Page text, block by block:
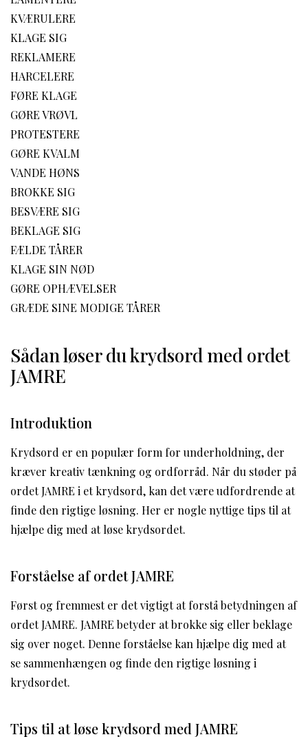
KVÆRULERE
KLAGE SIG
REKLAMERE
HARCELERE
FØRE KLAGE
GØRE VRØVL
PROTESTERE
GØRE KVALM
VANDE HØNS
BROKKE SIG
BESVÆRE SIG
BEKLAGE SIG
FÆLDE TÅRER
KLAGE SIN NØD
GØRE OPHÆVELSER
GRÆDE SINE MODIGE TÅRER
Sådan løser du krydsord med ordet
JAMRE
Introduktion
Krydsord er en populær form for underholdning, der
kræver kreativ tænkning og ordforråd. Når du støder på
ordet JAMRE i et krydsord, kan det være udfordrende at
finde den rigtige løsning. Her er nogle nyttige tips til at
hjælpe dig med at løse krydsordet.
Forståelse af ordet JAMRE
Først og fremmest er det vigtigt at forstå betydningen af
ordet JAMRE. JAMRE betyder at brokke sig eller beklage
sig over noget. Denne forståelse kan hjælpe dig med at
se sammenhængen og finde den rigtige løsning i
krydsordet.
Tips til at løse krydsord med JAMRE